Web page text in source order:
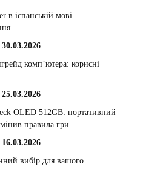
в іспанській мові –
30.03.2026
комп’ютера: корисні
25.03.2026
OLED 512GB: портативний
правила гри
16.03.2026
вибір для вашого